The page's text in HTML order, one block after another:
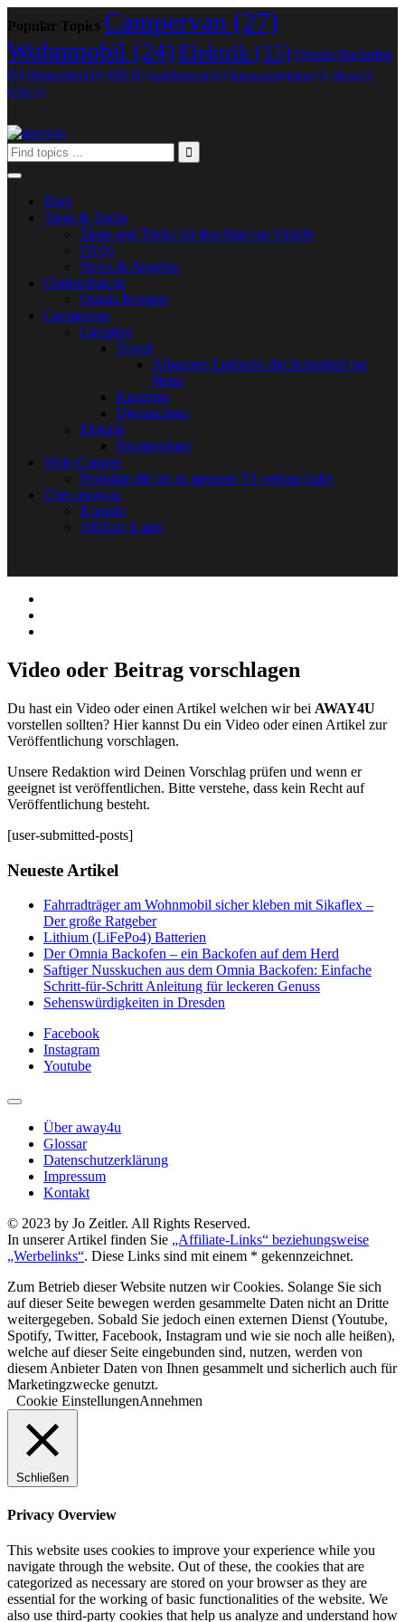
Popular Topics Campervan (27)
Wohnmobil (24)Elektrik (15) Omnia Backofen
(6) Deutschland (4) DIY (4) Ladebooster(4) Sehenswürdigkeiten (3) Allrad (3)
LiMa (3)
Blog
Tipps & Tricks
Tipps und Tricks für den Start ins Vanlife
FAQs
News & Angebot
Outdoorküche
Omnia Rezepte
Campervan
Camping
Travel
Albanien: Entdecke die Schönheit der
Natur
Kurztrips
Übernachten
Elektrik
Stromrechner
Mein Camper
Produkte die ich in meinem T5 verbaut habe
Über away4u
Kontakt
Affiliate Links
Video oder Beitrag vorschlagen
Du hast ein Video oder einen Artikel welchen wir bei AWAY4U
vorstellen sollten? Hier kannst Du ein Video oder einen Artikel zur
Veröffentlichung vorschlagen.
Unsere Redaktion wird Deinen Vorschlag prüfen und wenn er
geeignet ist veröffentlichen. Bitte verstehe, dass kein Recht auf
Veröffentlichung besteht.
[user-submitted-posts]
Neueste Artikel
Fahrradträger am Wohnmobil sicher kleben mit Sikaflex –
Der große Ratgeber
Lithium (LiFePo4) Batterien
Der Omnia Backofen – ein Backofen auf dem Herd
Saftiger Nusskuchen aus dem Omnia Backofen: Einfache
Schritt-für-Schritt Anleitung für leckeren Genuss
Sehenswürdigkeiten in Dresden
Facebook
Instagram
Youtube
Über away4u
Glossar
Datenschutzerklärung
Impressum
Kontakt
© 2023 by Jo Zeitler. All Rights Reserved.
In unserer Artikel finden Sie „Affiliate-Links“ beziehungsweise
„Werbelinks“. Diese Links sind mit einem * gekennzeichnet.
Zum Betrieb dieser Website nutzen wir Cookies. Solange Sie sich
auf dieser Seite bewegen werden gesammelte Daten nicht an Dritte
weitergegeben. Sobald Sie jedoch einen externen Dienst (Youtube,
Spotify, Twitter, Facebook, Instagram und wie sie noch alle heißen),
welche auf dieser Seite eingebunden sind, nutzen, werden von
diesem Anbieter Daten von Ihnen gesammelt und sicherlich auch für
Marketingzwecke genutzt.
Cookie EinstellungenAnnehmen
Schließen
Privacy Overview
This website uses cookies to improve your experience while you
navigate through the website. Out of these, the cookies that are
categorized as necessary are stored on your browser as they are
essential for the working of basic functionalities of the website. We
also use third-party cookies that help us analyze and understand how